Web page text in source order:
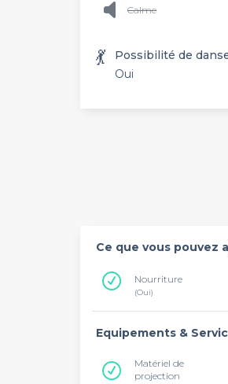
Calme
💃
Possibilité de
Oui
Ce que vous pouvez
Nourriture
(Oui)
Equipements &
Matériel de
projection